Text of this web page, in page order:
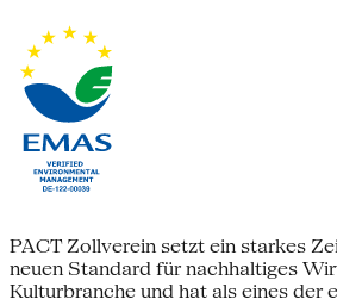
PACT Zollverein setzt ein starkes
neuen Standard für nachhaltiges
Kulturbranche und hat als eines der